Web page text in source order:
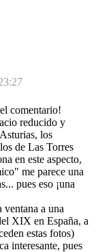
comentario!
reducido y
los
de Las Torres
en este aspecto,
me parece una
pues eso ¡una
ventana a una
XIX en España, a
estas fotos)
interesante, pues